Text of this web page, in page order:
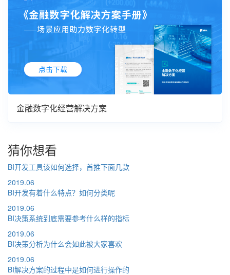
金融数字化经营解决方案
猜你想看
BI开发工具该如何选择，首推下面几款
2019.06
BI开发有着什么特点？如何分类呢
2019.06
BI决策系统到底需要参考什么样的指标
2019.06
BI决策分析为什么会如此被大家喜欢
2019.06
BI解决方案的过程中是如何进行操作的